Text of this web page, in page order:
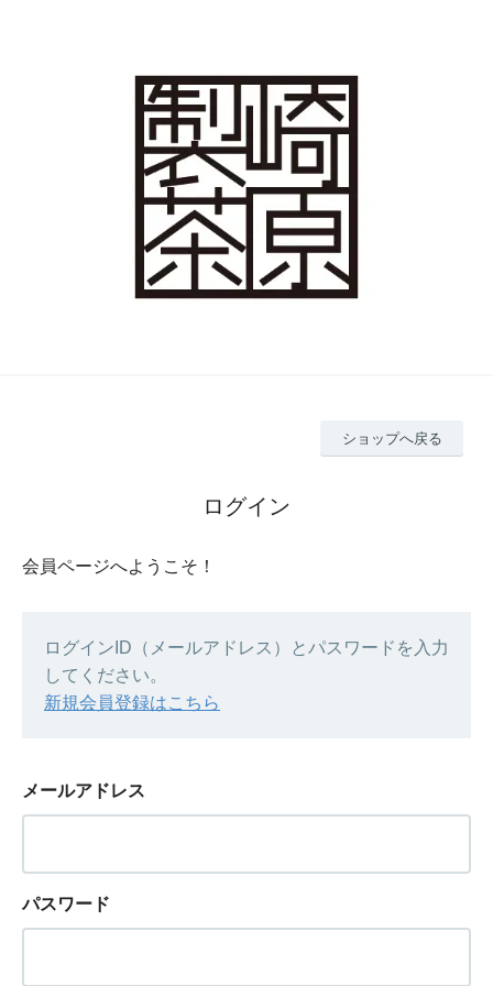
ショップへ戻る
ログイン
会員ページへようこそ！
ログインID（メールアドレス）とパスワードを入力
してください。
新規会員登録はこちら
メールアドレス
パスワード